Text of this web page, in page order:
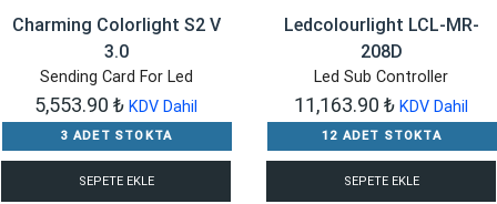
Charming Colorlight S2 V
3.0
Sending Card For Led
5,553.90 ₺ KDV Dahil
3 ADET STOKTA
SEPETE EKLE
Ledcolourlight LCL-MR-
208D
Led Sub Controller
11,163.90 ₺ KDV Dahil
12 ADET STOKTA
SEPETE EKLE